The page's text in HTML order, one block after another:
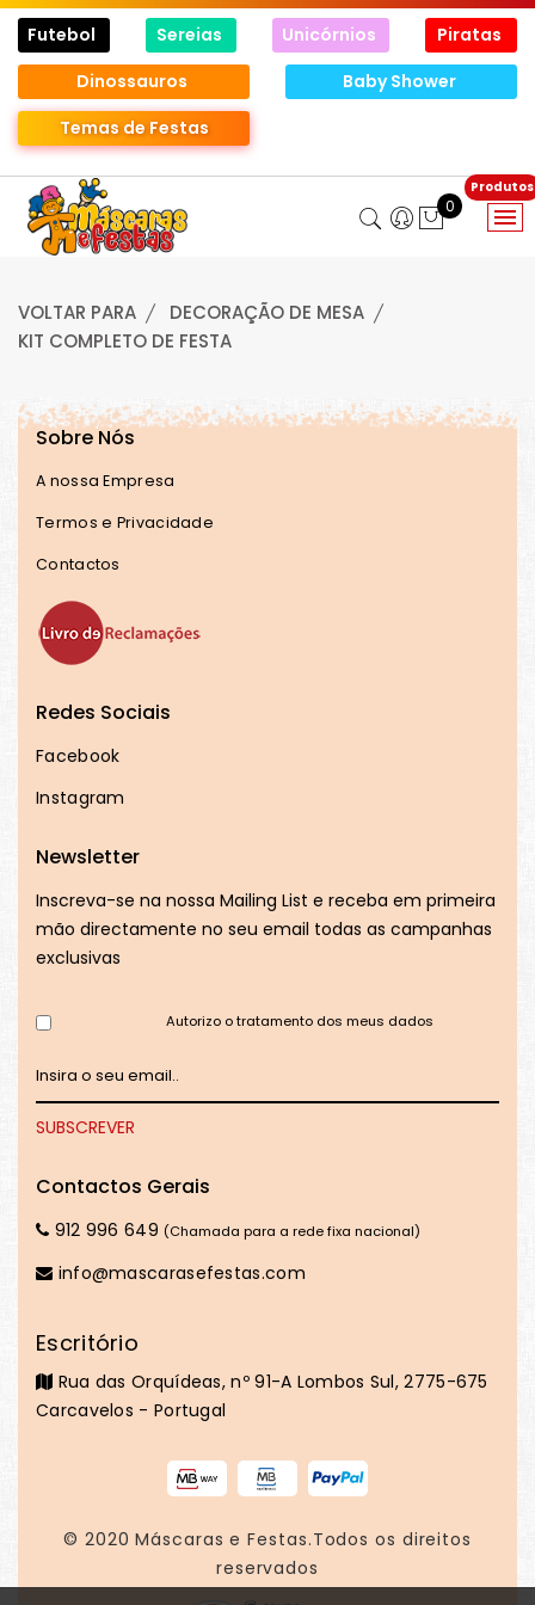
Futebol Sereias Unicórnios
Piratas
Dinossauros
Baby Shower
Temas de Festas
0
VOLTAR PARA
DECORAÇÃO DE MESA
KIT COMPLETO DE FESTA
Sobre Nós
A nossa Empresa
Termos e Privacidade
Contactos
Redes Sociais
Facebook
Instagram
Newsletter
Inscreva-se na nossa Mailing List e receba em primeira
mão directamente no seu email todas as campanhas
exclusivas
Autorizo o tratamento dos meus dados
Contactos Gerais
912 996 649 (Chamada para a rede fixa nacional)
info@mascarasefestas.com
Escritório
Rua das Orquídeas, nº 91-A Lombos Sul, 2775-675
Carcavelos - Portugal
© 2020Máscaras e Festas.Todos os direitos
reservados